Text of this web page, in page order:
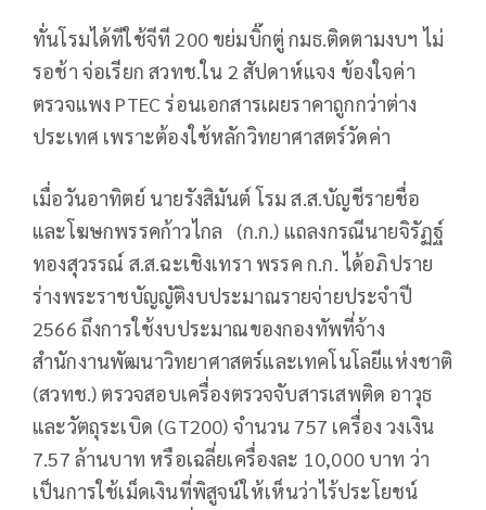
ทั่นโรมได้ทีใช้จีที 200 ขย่มบิ๊กตู่ กมธ.ติดตามงบฯ ไม่
รอช้า จ่อเรียก สวทช.ใน 2 สัปดาห์แจง ข้องใจค่า
ตรวจแพง PTEC ร่อนเอกสารเผยราคาถูกกว่าต่าง
ประเทศ เพราะต้องใช้หลักวิทยาศาสตร์วัดค่า
เมื่อวันอาทิตย์ นายรังสิมันต์ โรม ส.ส.บัญชีรายชื่อ
และโฆษกพรรคก้าวไกล (ก.ก.) แถลงกรณีนายจิรัฏฐ์
ทองสุวรรณ์ ส.ส.ฉะเชิงเทรา พรรค ก.ก. ได้อภิปราย
ร่างพระราชบัญญัติงบประมาณรายจ่ายประจำปี
2566 ถึงการใช้งบประมาณของกองทัพที่จ้าง
สำนักงานพัฒนาวิทยาศาสตร์และเทคโนโลยีแห่งชาติ
(สวทช.) ตรวจสอบเครื่องตรวจจับสารเสพติด อาวุธ
และวัตถุระเบิด (GT200) จำนวน 757 เครื่อง วงเงิน
7.57 ล้านบาท หรือเฉลี่ยเครื่องละ 10,000 บาท ว่า
เป็นการใช้เม็ดเงินที่พิสูจน์ให้เห็นว่าไร้ประโยชน์